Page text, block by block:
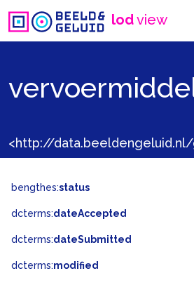
lodview
<http://
bengthes:status
dcterms:dateAccepted
dcterms:dateSubmitted
dcterms:modified